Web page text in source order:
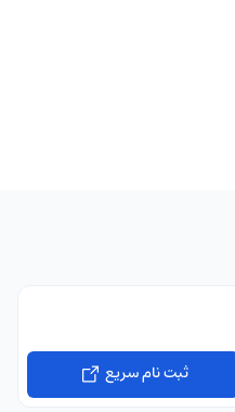
ثبت نام سریع